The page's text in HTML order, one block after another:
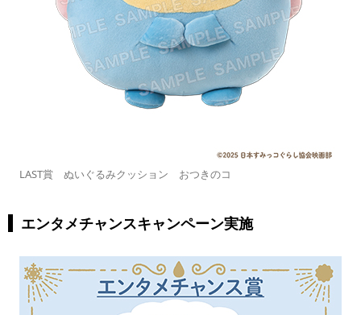
LAST賞 ぬいぐるみクッション おつきのコ
エンタメチャンスキャンペーン実施